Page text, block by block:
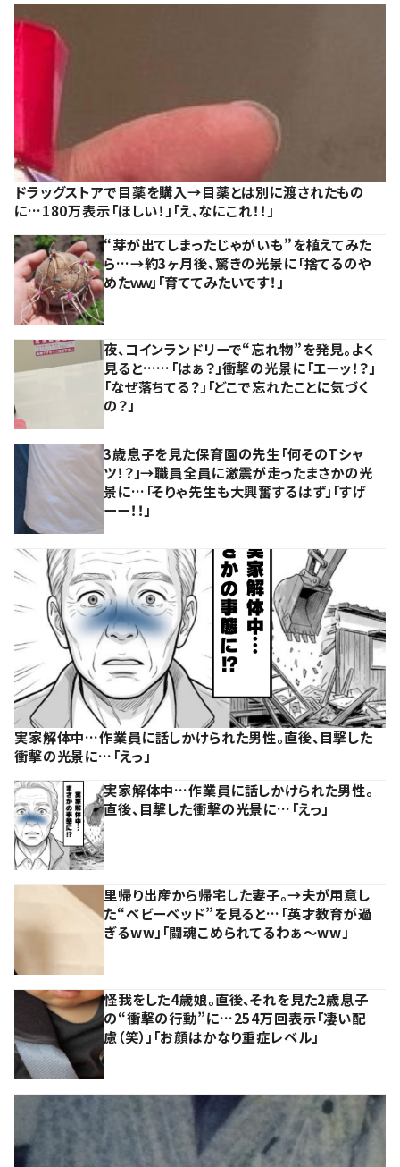
ドラッグストアで目薬を購入→目薬とは別に渡されたもの
に…180万表示「ほしい！」「え、なにこれ！！」
“芽が出てしまったじゃがいも”を植えてみた
ら…→約3ヶ月後、驚きの光景に「捨てるのや
めたｗｗ」「育ててみたいです！」
夜、コインランドリーで“忘れ物”を発見。よく
見ると……「はぁ？」衝撃の光景に「エーッ！？」
「なぜ落ちてる？」「どこで忘れたことに気づく
の？」
3歳息子を見た保育園の先生「何そのTシャ
ツ！？」→職員全員に激震が走ったまさかの光
景に…「そりゃ先生も大興奮するはず」「すげ
ーー！！」
実家解体中…作業員に話しかけられた男性。直後、目撃した
衝撃の光景に…「えっ」
実家解体中…作業員に話しかけられた男性。
直後、目撃した衝撃の光景に…「えっ」
里帰り出産から帰宅した妻子。→夫が用意し
た“ベビーベッド”を見ると…「英才教育が過
ぎるww」「闘魂こめられてるわぁ～ww」
怪我をした4歳娘。直後、それを見た2歳息子
の“衝撃の行動”に…254万回表示「凄い配
慮（笑）」「お顔はかなり重症レベル」